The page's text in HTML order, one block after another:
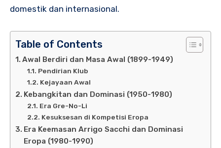
domestik dan internasional.
Table of Contents
Awal Berdiri dan Masa Awal (1899-1949)
Pendirian Klub
Kejayaan Awal
Kebangkitan dan Dominasi (1950-1980)
Era Gre-No-Li
Kesuksesan di Kompetisi Eropa
Era Keemasan Arrigo Sacchi dan Dominasi
Eropa (1980-1990)